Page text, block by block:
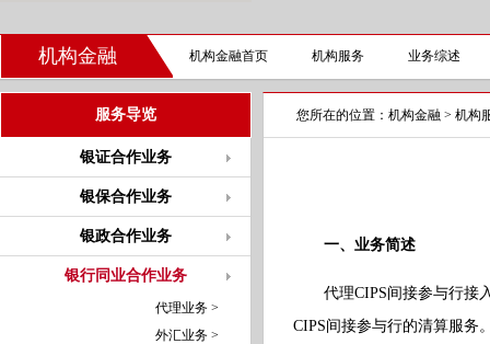
机构金融 机构金融首页 机构服务 业务综述
服务导览
银证合作业务
银保合作业务
银政合作业务
银行同业合作业务
代理业务 >
外汇业务 >
您所在的位置： 机构金融 > 机构
一、业务简述
代理CIPS间接参与行接
CIPS间接参与行的清算服务